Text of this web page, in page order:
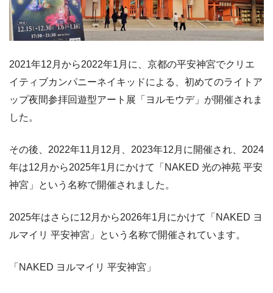
2021年12月から2022年1月に、京都の平安神宮でクリエ
イティブカンパニーネイキッドによる、初めてのライトア
ップ夜間参拝回遊型アート展「ヨルモウデ」が開催されま
した。
その後、2022年11月12月、2023年12月に開催され、2024
年は12月から2025年1月にかけて「NAKED 光の神苑 平安
神宮」という名称で開催されました。
2025年はさらに12月から2026年1月にかけて「NAKED ヨ
ルマイリ 平安神宮」という名称で開催されています。
「NAKED ヨルマイリ 平安神宮」